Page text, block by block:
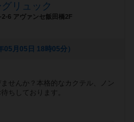
リュック
6 アヴァンセ飯田橋2F
月05日 18時05分）
せんか？本格的なカクテル、ノン
ちしております。